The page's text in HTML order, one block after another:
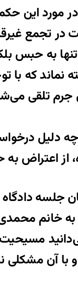
مورد این
تنها به حبس
نماند که
جرم تلقی
چه دلیل
از اعتراض
جلسه
خانم
آن مشکلی